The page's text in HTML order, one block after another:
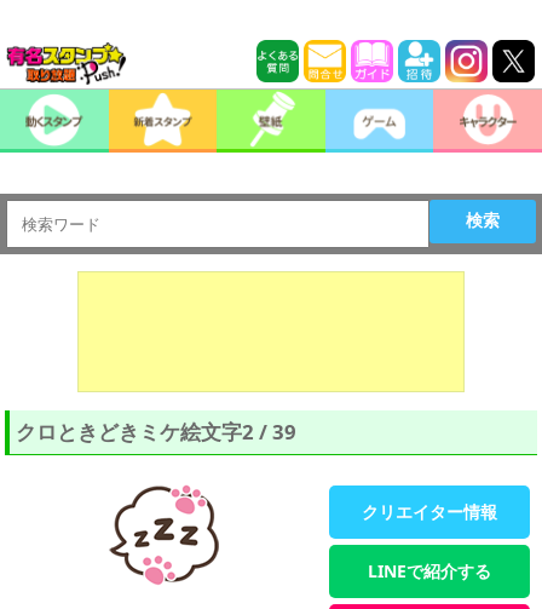
検索
クロときどきミケ絵文字2 / 39
クリエイター情報
LINEで紹介する